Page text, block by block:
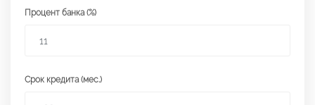
Процент банка (%)
Срок кредита (мес.)